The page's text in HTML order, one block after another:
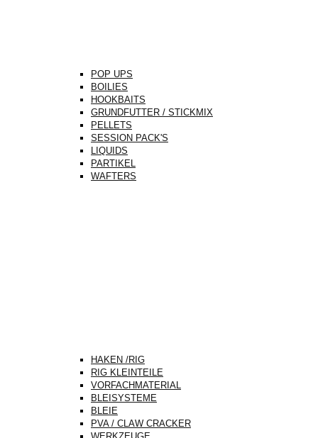
POP UPS
BOILIES
HOOKBAITS
GRUNDFUTTER / STICKMIX
PELLETS
SESSION PACK'S
LIQUIDS
PARTIKEL
WAFTERS
HAKEN /RIG
RIG KLEINTEILE
VORFACHMATERIAL
BLEISYSTEME
BLEIE
PVA / CLAW CRACKER